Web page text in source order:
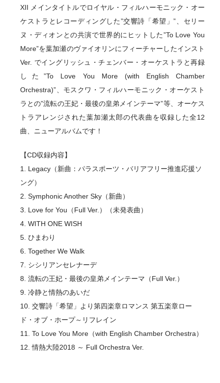
XII メインタイトルでロイヤル・フィルハーモニック・オー
ケストラとレコーディングした”交響詩「希望」”、セリー
ヌ・ディオンとの共演で世界的にヒットした”To Love You
More”を葉加瀬のヴァイオリンにフィーチャーしたインスト
Ver. でイングリッシュ・チェンバー・オーケストラと再録
した”To Love You More (with English Chamber
Orchestra)”、モスクワ・フィルハーモニック・オーケスト
ラとの”流転の王妃・最後の皇弟メインテーマ”等、オーケス
トラアレンジされた葉加瀬太郎の代表曲を収録した全12
曲、ニューアルバムです！
【CD収録内容】
1. Legacy（新曲：パラスポーツ・バリアフリー推進応援ソ
ング）
2. Symphonic Another Sky（新曲）
3. Love for You（Full Ver.）（未発表曲）
4. WITH ONE WISH
5. ひまわり
6. Together We Walk
7. シシリアンセレナーデ
8. 流転の王妃・最後の皇弟メインテーマ（Full Ver.）
9. 冷静と情熱のあいだ
10. 交響詩「希望」より第四楽章ロマンス 第五楽章ロー
ド・オブ・ホープ～リフレイン
11. To Love You More（with English Chamber Orchestra）
12. 情熱大陸2018 ～ Full Orchestra Ver.